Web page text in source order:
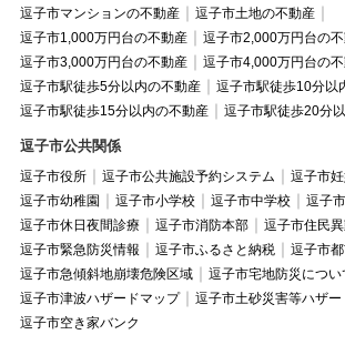
逗子市マンションの不動産
逗子市土地の不動産
逗子市1,000万円台の不動産
逗子市2,000万円台の
逗子市3,000万円台の不動産
逗子市4,000万円台の
逗子市駅徒歩5分以内の不動産
逗子市駅徒歩10分以
逗子市駅徒歩15分以内の不動産
逗子市駅徒歩20分
逗子市公共関係
逗子市役所 逗子市公共施設予約システム
逗子市
逗子市幼稚園
逗子市小学校 逗子市中学校
逗子
逗子市休日夜間診療
逗子市消防本部
逗子市住民
逗子市緊急防災情報
逗子市ふるさと納税
逗子市
逗子市急傾斜地崩壊危険区域
逗子市宅地防災につい
逗子市津波ハザードマップ
逗子市土砂災害等ハザー
逗子市空き家バンク